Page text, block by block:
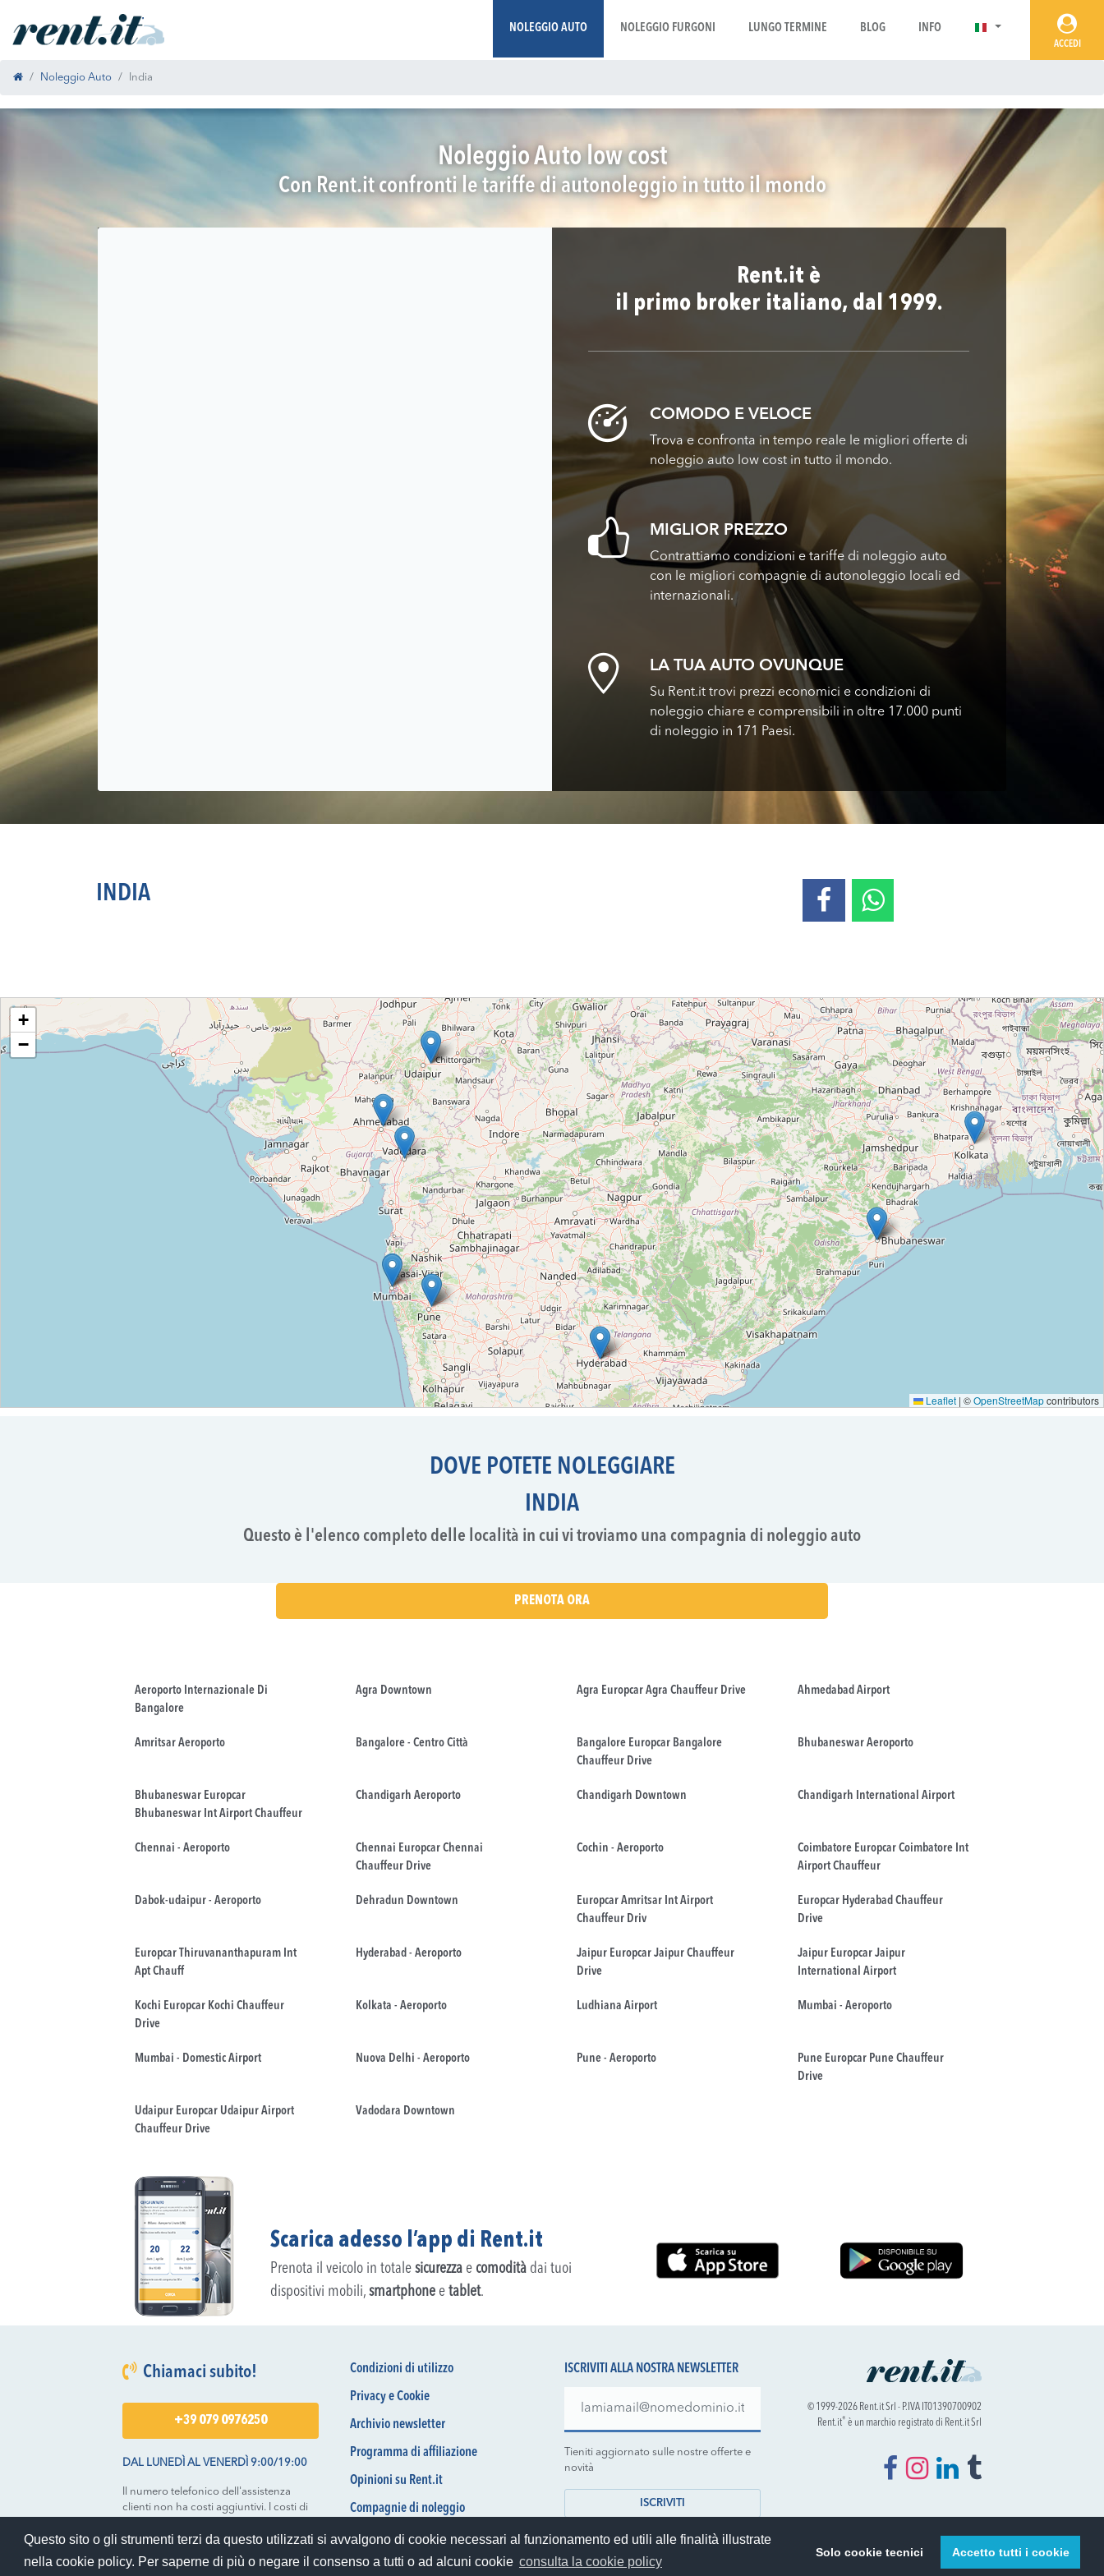
Questo sito o gli strumenti terzi da questo utilizzati si avvalgono di cookie necessari al funzionamento ed utili alle finalità illustrate
nella cookie policy. Per saperne di più o negare il consenso a tutti o ad alcuni cookie consulta la cookie policy
Solo cookie tecnici Accetto tutti i cookie
NOLEGGIO AUTO NOLEGGIO FURGONI LUNGO TERMINE BLOG INFO
ACCEDI
Noleggio Auto India
Noleggio Auto low cost
Con Rent.it confronti le tariffe di autonoleggio in tutto il mondo
Rent.it è
il primo broker italiano, dal 1999.
COMODO E VELOCE
Trova e confronta in tempo reale le migliori offerte di
noleggio auto low cost in tutto il mondo.
MIGLIOR PREZZO
Contrattiamo condizioni e tariffe di noleggio auto
con le migliori compagnie di autonoleggio locali ed
internazionali.
LA TUA AUTO OVUNQUE
Su Rent.it trovi prezzi economici e condizioni di
noleggio chiare e comprensibili in oltre 17.000 punti
di noleggio in 171 Paesi.
INDIA
Loading....
+
−
Leaflet | ©OpenStreetMapcontributors
DOVE POTETE NOLEGGIARE
INDIA
Questo è l'elenco completo delle località in cui vi troviamo una compagnia di noleggio auto
PRENOTA ORA
Aeroporto Internazionale Di
Bangalore
Agra Downtown Agra Europcar Agra Chauffeur Drive Ahmedabad Airport
Amritsar Aeroporto Bangalore - Centro Città
Bangalore Europcar Bangalore
Chauffeur Drive
Bhubaneswar Aeroporto
Bhubaneswar Europcar
Bhubaneswar Int Airport Chauffeur
Chandigarh Aeroporto Chandigarh Downtown Chandigarh International Airport
Chennai - Aeroporto
Chennai Europcar Chennai
Chauffeur Drive
Cochin - Aeroporto
Coimbatore Europcar Coimbatore Int
Airport Chauffeur
Dabok-udaipur - Aeroporto Dehradun Downtown
Europcar Amritsar Int Airport
Chauffeur Driv
Europcar Hyderabad Chauffeur
Drive
Europcar Thiruvananthapuram Int
Apt Chauff
Hyderabad - Aeroporto
Jaipur Europcar Jaipur Chauffeur
Drive
Jaipur Europcar Jaipur
International Airport
Kochi Europcar Kochi Chauffeur
Drive
Kolkata - Aeroporto Ludhiana Airport Mumbai - Aeroporto
Mumbai - Domestic Airport Nuova Delhi - Aeroporto Pune - Aeroporto
Pune Europcar Pune Chauffeur
Drive
Udaipur Europcar Udaipur Airport
Chauffeur Drive
Vadodara Downtown
Scarica adesso l’app di Rent.it
Prenota il veicolo in totale sicurezzae comoditàdai tuoi
dispositivi mobili, smartphonee tablet.
Chiamaci subito!
+39 079 0976250
DAL LUNEDÌ AL VENERDÌ 9:00/19:00
Il numero telefonico dell'assistenza
clienti non ha costi aggiuntivi. I costi di
vostro operatore.
Condizioni di utilizzo
Privacy e Cookie
Archivio newsletter
Programma di affiliazione
Opinioni su Rent.it
Compagnie di noleggio
Chi Siamo
ISCRIVITI ALLA NOSTRA NEWSLETTER
Tieniti aggiornato sulle nostre offerte e
novità
ISCRIVITI
© 1999-2026 Rent.it Srl - P.IVA IT01390700902
Rent.it® è un marchio registrato di Rent.it Srl